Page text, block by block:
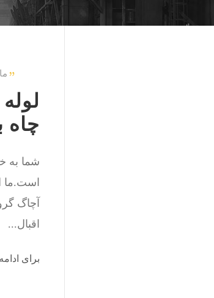
چاه
شما به
است.ما
آچاگ
اقبال...
برای